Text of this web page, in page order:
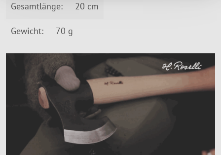
Gesamtlänge: 20 cm
Gewicht: 70 g